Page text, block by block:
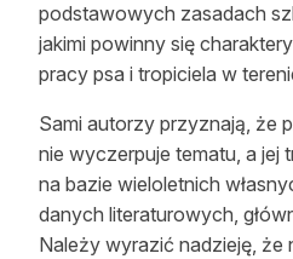
podstawowych zasadach
jakimi powinny się
pracy psa i tropiciela w
Sami autorzy przyznają, że
nie wyczerpuje tematu, a jej
na bazie wieloletnich
danych literaturowych,
Należy wyrazić nadzieję, że